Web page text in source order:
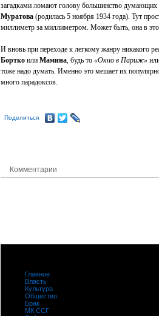
загадками ломают голову большинство думающих
Муратова (родилась 5 ноября 1934 года). Тут
миллиметр за миллиметром. Может быть, она в
И вновь при переходе к легкому жанру никакого
Бортко или Мамина, будь то «Окно в Париж»
тоже надо думать. Именно это мешает их
много парадоксов.
Поделиться
Комментарии
Главное
Власть
Культура
Общество
Брак
МК ССГ